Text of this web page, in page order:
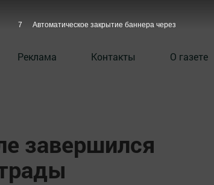
Реклама Контакты О газете
завершился
6 Автоматическое закрытие баннера через